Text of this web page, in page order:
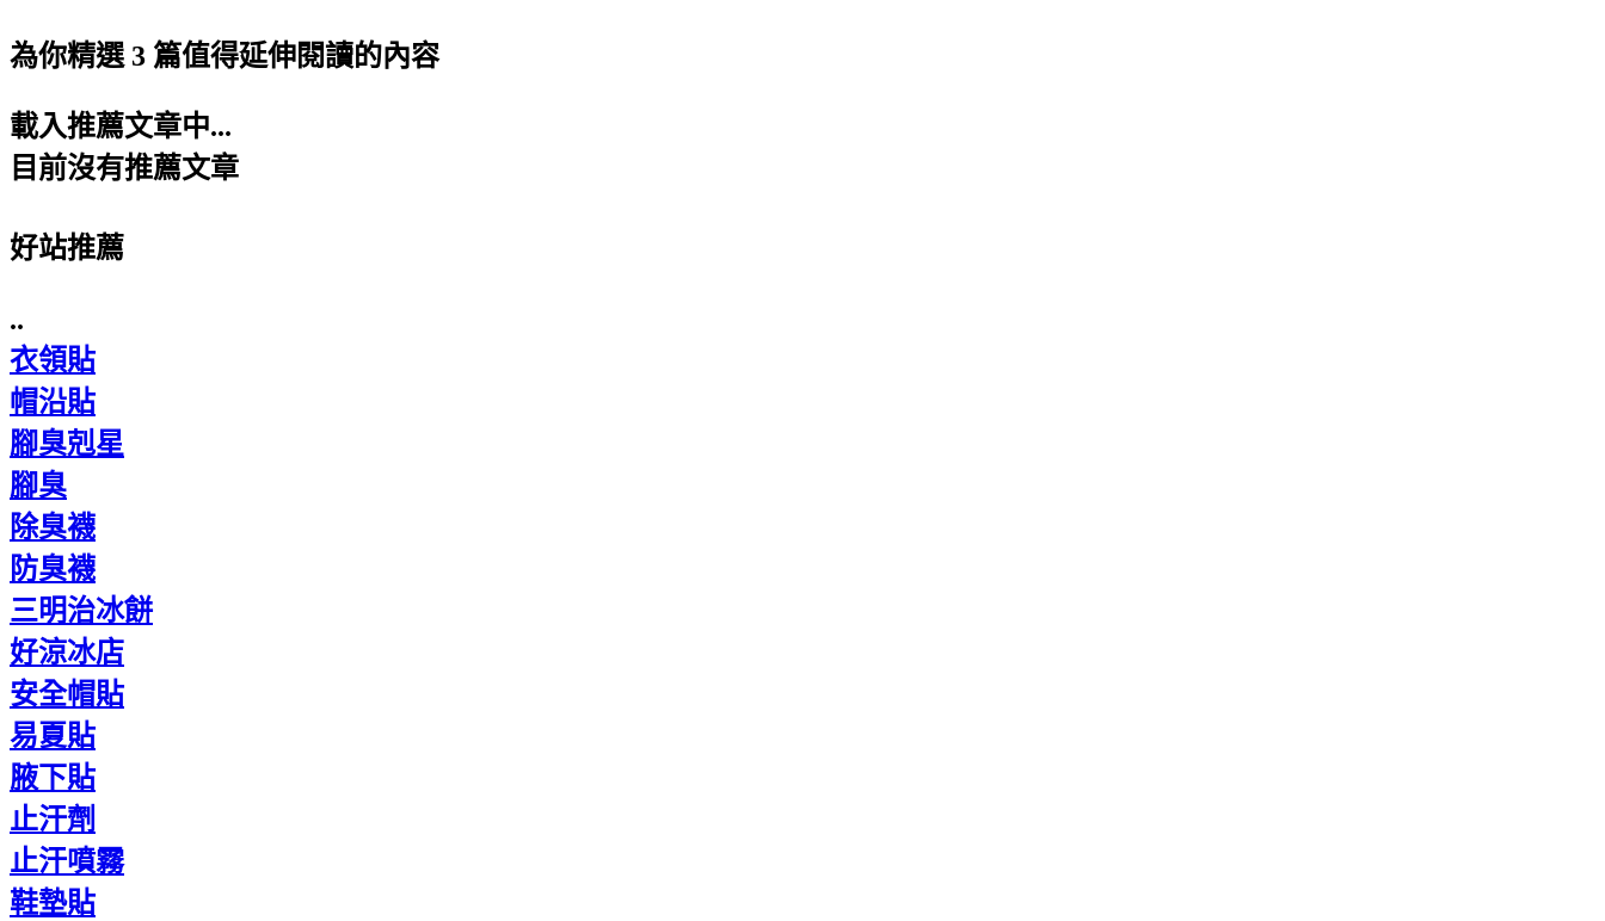
為你精選 3 篇值得延伸閱讀的內容
載入推薦文章中...
目前沒有推薦文章
好站推薦
..
衣領貼
帽沿貼
腳臭剋星
腳臭
除臭襪
防臭襪
三明治冰餅
好涼冰店
安全帽貼
易夏貼
腋下貼
止汗劑
止汗噴霧
鞋墊貼